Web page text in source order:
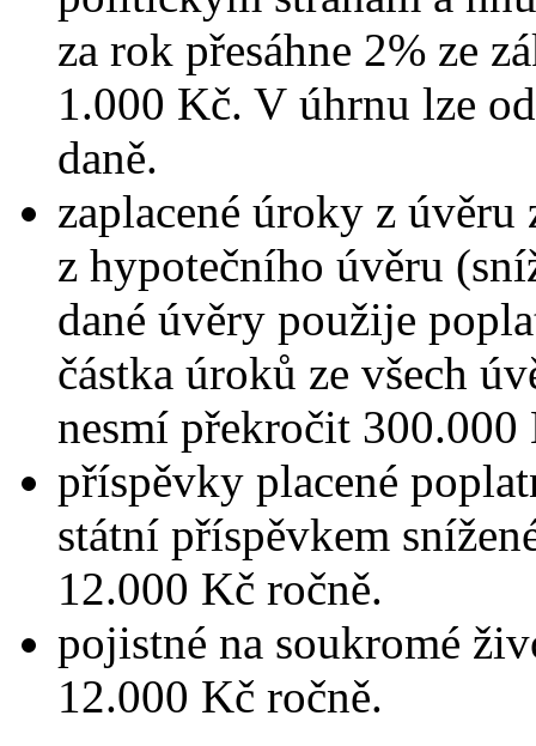
za rok přesáhne 2% ze
1.000 Kč. V úhrnu lze
daně.
zaplacené úroky z
z hypotečního úvěru
dané úvěry použije
částka úroků ze všech
nesmí překročit 300.000
příspěvky placené
státní příspěvkem
12.000 Kč ročně.
pojistné na soukromé
12.000 Kč ročně.